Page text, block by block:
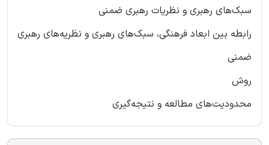
سبک‌های رهبری و نظریات رهبری ضمنی
رابطه بین ابعاد فرهنگی، سبک‌های رهبری و نظریه‌های رهبری
ضمنی
روش
محدودیت‌های مطالعه و نتیجه‌گیری